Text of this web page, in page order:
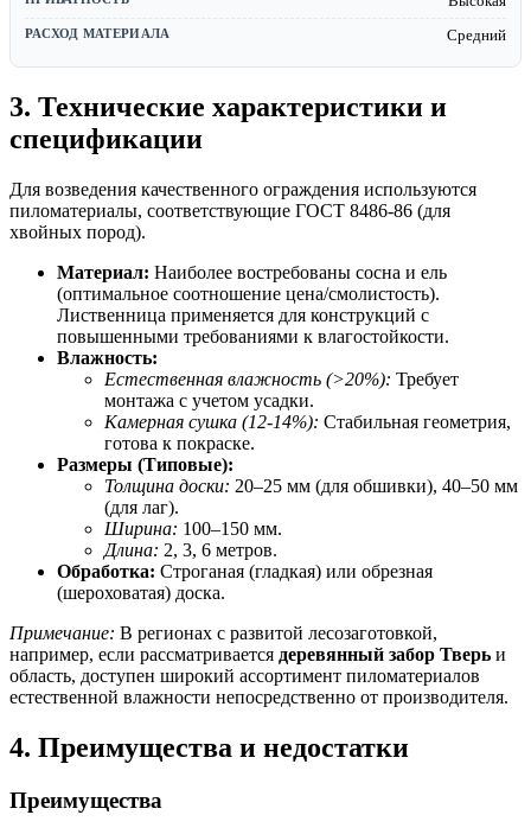
Средний
3. Технические характеристики и
спецификации
Для возведения качественного ограждения используются
пиломатериалы, соответствующие ГОСТ 8486-86 (для
хвойных пород).
Материал: Наиболее востребованы сосна и ель
(оптимальное соотношение цена/смолистость).
Лиственница применяется для конструкций с
повышенными требованиями к влагостойкости.
Влажность:
Естественная влажность (>20%): Требует
монтажа с учетом усадки.
Камерная сушка (12-14%): Стабильная геометрия,
готова к покраске.
Размеры (Типовые):
Толщина доски: 20–25 мм (для обшивки), 40–50 мм
(для лаг).
Ширина: 100–150 мм.
Длина: 2, 3, 6 метров.
Обработка: Строганая (гладкая) или обрезная
(шероховатая) доска.
Примечание: В регионах с развитой лесозаготовкой,
например, если рассматривается деревянный забор Тверь и
область, доступен широкий ассортимент пиломатериалов
естественной влажности непосредственно от производителя.
4. Преимущества и недостатки
Преимущества